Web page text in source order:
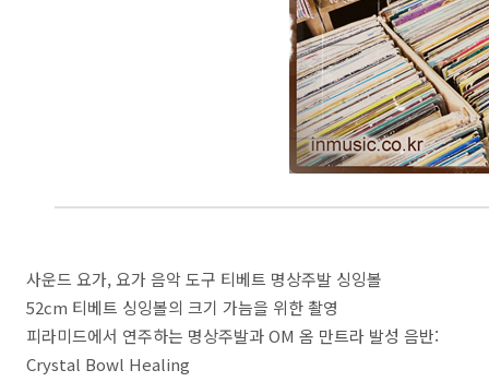
사운드 요가, 요가 음악 도구 티베트 명상주발 싱잉볼
52cm 티베트 싱잉볼의 크기 가늠을 위한 촬영
피라미드에서 연주하는 명상주발과 OM 옴 만트라 발성 음반:
Crystal Bowl Healing